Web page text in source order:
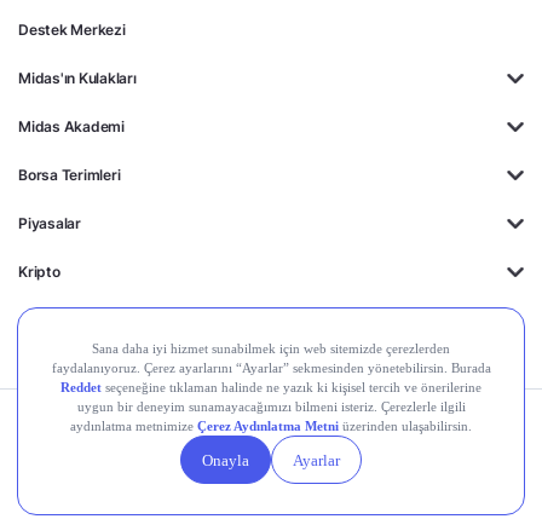
Destek Merkezi
Midas'ın Kulakları
Midas Akademi
Borsa Terimleri
Piyasalar
Kripto
Ayrıcalıklar
Kişisel Verilerin
Gizlilik
Politikası
Yasal
Duyurular
Çerez